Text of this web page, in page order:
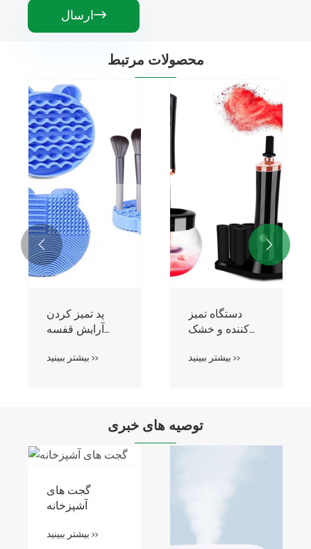
ارسال
محصولات مرتبط
دستگاه تمیز
کننده و خشک
لوازم آرایشی و
بیشتر ببینید >>
پاک کننده برس
آرایش برقی
لباسشوییبیشتر ببینید >>
 
توصیه های خبری